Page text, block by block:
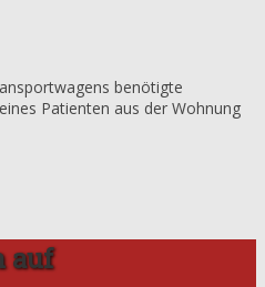
benötigte
Patienten aus der Wohnung
auf